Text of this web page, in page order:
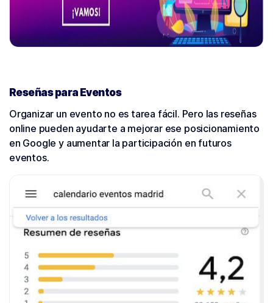
Reseñas para Eventos
Organizar un evento no es tarea fácil. Pero las reseñas
online pueden ayudarte a mejorar ese posicionamiento
en Google y aumentar la participación en futuros
eventos.